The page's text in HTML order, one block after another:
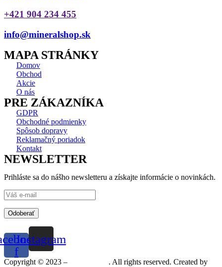
+421 904 234 455
info@mineralshop.sk
MAPA STRÁNKY
Domov
Obchod
Akcie
O nás
PRE ZÁKAZNÍKA
GDPR
Obchodné podmienky
Spôsob dopravy
Reklamačný poriadok
Kontakt
NEWSLETTER
Prihláste sa do nášho newsletteru a získajte informácie o novinkách.
Odoberať
f
Instagram
Copyright © 2023 –
. All rights reserved. Created by